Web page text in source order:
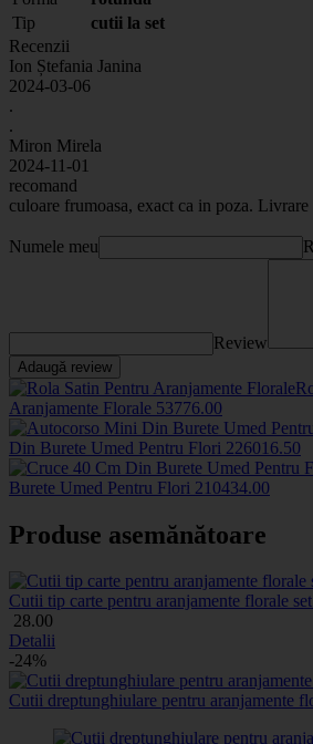
Tip
cutii la set
Recenzii
Ion Ștefania Janina
2024-03-06
.
.
Miron Mirela
2024-11-01
recomand
culoare frumoasa, exact ca in poza. Livrare
Numele meu
Review
Adaugă review
Aranjamente Florale 53776.00
Din Burete Umed Pentru Flori 226016.50
Burete Umed Pentru Flori 210434.00
Produse asemănătoare
Cutii tip carte pentru aranjamente florale
28.00
Detalii
-24%
Cutii dreptunghiulare pentru aranjamente